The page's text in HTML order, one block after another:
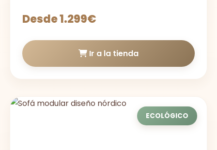
Desde 1.299€
Ir a la tienda
ECOLÓGICO